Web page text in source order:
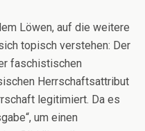
Löwen, auf die weitere
topisch verstehen: Der
faschistischen
Herrschaftsattribut
legitimiert. Da es
um einen